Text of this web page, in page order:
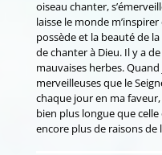
oiseau chanter,
laisse le monde
possède et la beauté de
de chanter à Dieu. Il y a
mauvaises herbes.
merveilleuses que le
chaque jour en ma
bien plus longue que
encore plus de raisons de